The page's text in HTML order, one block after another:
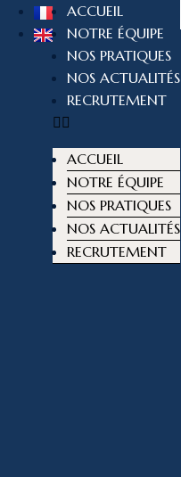
ACCUEIL
NOTRE ÉQUIPE
NOS PRATIQUES
NOS ACTUALITÉS
RECRUTEMENT
ACCUEIL
NOTRE ÉQUIPE
NOS PRATIQUES
NOS ACTUALITÉS
RECRUTEMENT